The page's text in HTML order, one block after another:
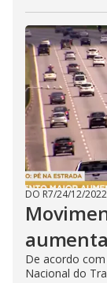
DO R7/24/12/2022
De acordo
Nacional do